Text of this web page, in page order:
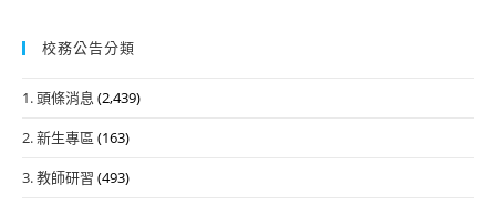
校務公告分類
1. 頭條消息 (2,439)
2. 新生專區 (163)
3. 教師研習 (493)